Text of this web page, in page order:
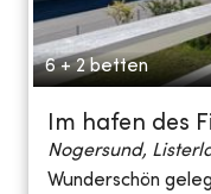
6 + 2 betten
Im hafen des
Nogersund,
Wunderschön